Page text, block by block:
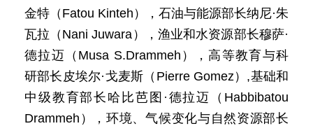
金特（Fatou Kinteh），石油与能源部长纳尼·朱
瓦拉（Nani Juwara），渔业和水资源部长穆萨·
德拉迈（Musa S.Drammeh），高等教育与科
研部长皮埃尔·戈麦斯（Pierre Gomez）,基础和
中级教育部长哈比芭图·德拉迈（Habbibatou
Drammeh），环境、气候变化与自然资源部长